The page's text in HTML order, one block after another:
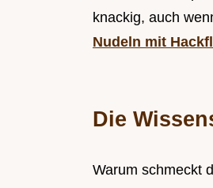
knackig, auch
Nudeln mit
Die
Warum schmeckt